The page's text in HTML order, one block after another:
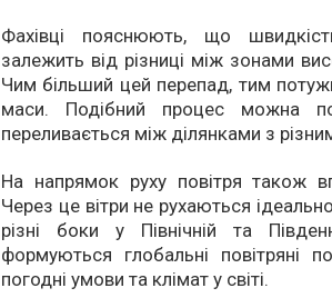
Фахівці пояснюють, що
залежить від різниці між зонами
Чим більший цей перепад, тим
маси. Подібний процес можна
переливається між ділянками з
На напрямок руху повітря також
Через це вітри не рухаються
різні боки у Північній та
формуються глобальні повітряні
погодні умови та клімат у світі.